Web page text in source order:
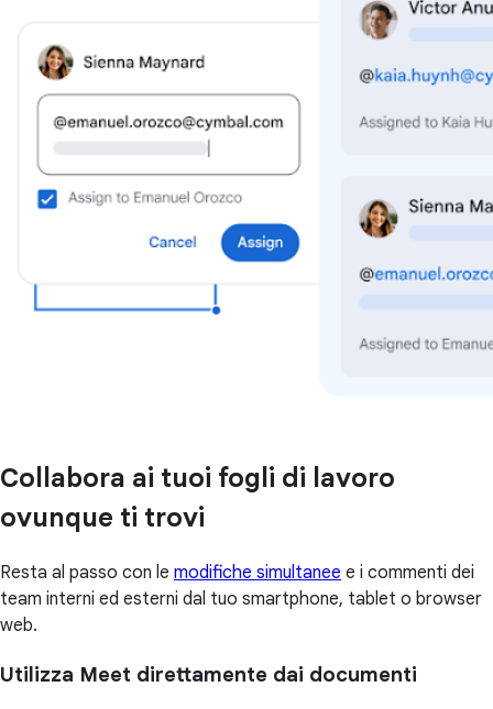
Collabora ai tuoi fogli di lavoro
ovunque ti trovi
Resta al passo con le modifiche simultanee e i commenti dei
team interni ed esterni dal tuo smartphone, tablet o browser
web.
Utilizza Meet direttamente dai documenti